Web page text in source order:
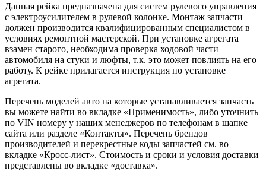
Данная рейка предназначена для систем рулевого управления
с электроусилителем в рулевой колонке. Монтаж запчасти
должен производится квалифицированным специалистом в
условиях ремонтной мастерской. При установке агрегата
взамен старого, необходима проверка ходовой части
автомобиля на стуки и люфты, т.к. это может повлиять на его
работу. К рейке прилагается инструкция по установке
агрегата.
Перечень моделей авто на которые устанавливается запчасть
вы можете найти во вкладке «Применимость», либо уточнить
по VIN номеру у наших менеджеров по телефонам в шапке
сайта или разделе «Контакты». Перечень брендов
производителей и перекрестные коды запчастей см. во
вкладке «Кросс-лист». Стоимость и сроки и условия доставки
представлены во вкладке «доставка».